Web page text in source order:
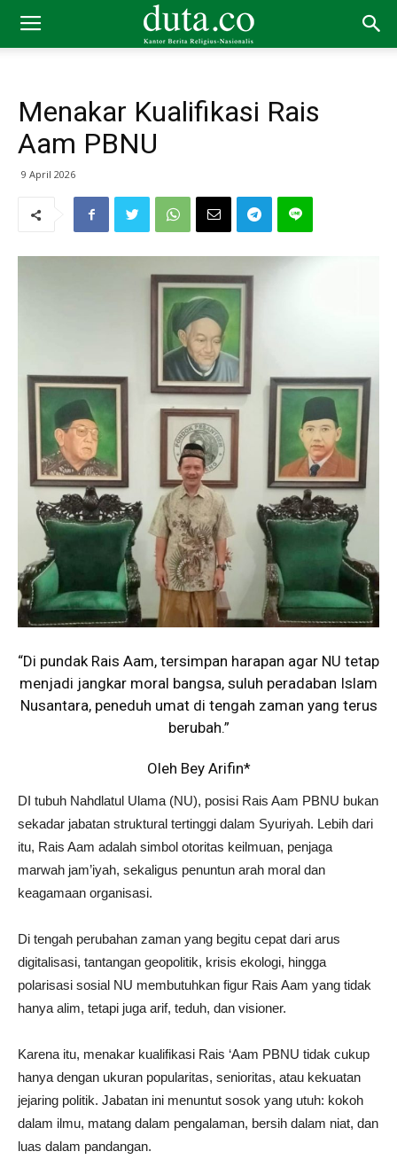
Menakar Kualifikasi Rais
Aam PBNU
9 April 2026
“Di pundak Rais Aam, tersimpan harapan agar NU tetap
menjadi jangkar moral bangsa, suluh peradaban Islam
Nusantara, peneduh umat di tengah zaman yang terus
berubah.”
Oleh Bey Arifin*
DI tubuh Nahdlatul Ulama (NU), posisi Rais Aam PBNU bukan
sekadar jabatan struktural tertinggi dalam Syuriyah. Lebih dari
itu, Rais Aam adalah simbol otoritas keilmuan, penjaga
marwah jam’iyah, sekaligus penuntun arah moral dan
keagamaan organisasi.
Di tengah perubahan zaman yang begitu cepat dari arus
digitalisasi, tantangan geopolitik, krisis ekologi, hingga
polarisasi sosial NU membutuhkan figur Rais Aam yang tidak
hanya alim, tetapi juga arif, teduh, dan visioner.
Karena itu, menakar kualifikasi Rais ‘Aam PBNU tidak cukup
hanya dengan ukuran popularitas, senioritas, atau kekuatan
jejaring politik. Jabatan ini menuntut sosok yang utuh: kokoh
dalam ilmu, matang dalam pengalaman, bersih dalam niat, dan
luas dalam pandangan.